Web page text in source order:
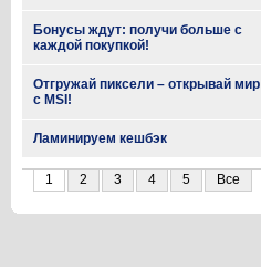
Бонусы ждут: получи больше с
каждой покупкой!
Отгружай пиксели – открывай мир
с MSI!
Ламинируем кешбэк
1 2 3 4 5 Все